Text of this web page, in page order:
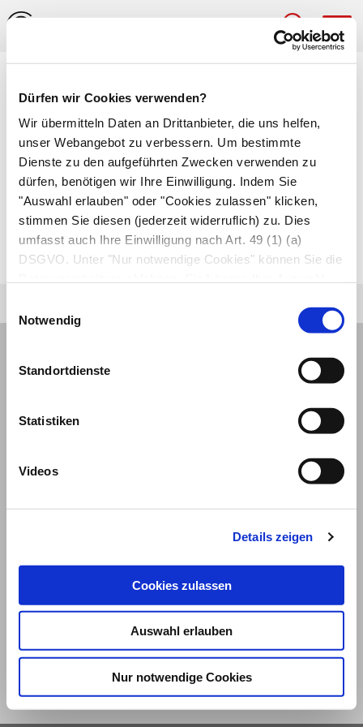
Dürfen wir Cookies verwenden?
Wir übermitteln Daten an Drittanbieter, die uns helfen,
unser Webangebot zu verbessern. Um bestimmte
Dienste zu den aufgeführten Zwecken verwenden zu
dürfen, benötigen wir Ihre Einwilligung. Indem Sie
"Auswahl erlauben" oder "Cookies zulassen" klicken,
stimmen Sie diesen (jederzeit widerruflich) zu. Dies
umfasst auch Ihre Einwilligung nach Art. 49 (1) (a)
DSGVO. Unter "Nur notwendige Cookies" können Sie die
Notwendig
Standortdienste
Statistiken
Videos
Details zeigen
Cookies zulassen
Auswahl erlauben
Nur notwendige Cookies
Abschürfung (Exkoriation)
Oberflächliche Verletzung der Haut, die bis in die
oberste Schicht derLederhautreicht. Aus der
Abschürfung treten klaresSekretund kleine
Mengen Blut aus. Die Aufschürfung entsteht
durch kleinere Verletzungen.
Datenschutz Privatsphäre